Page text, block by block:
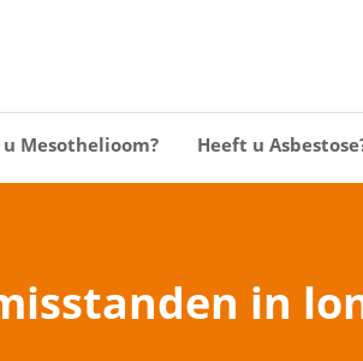
Mesothelioom? Heeft u
in